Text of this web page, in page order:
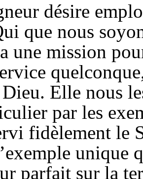
désire
que nous
une mission
Elle nous
par les
fidèlement le
unique
parfait sur la